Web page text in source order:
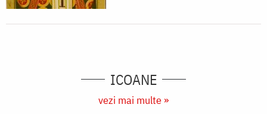
ICOANE
vezi mai multe »